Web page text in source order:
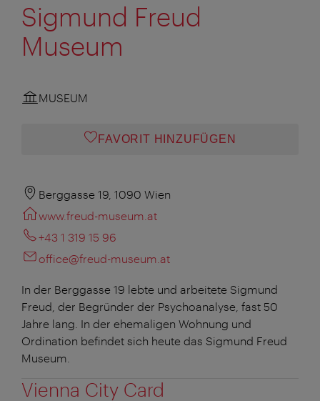
Sigmund Freud
Museum
MUSEUM
FAVORIT HINZUFÜGEN
Berggasse 19, 1090 Wien
www.freud-museum.at
+43 1 319 15 96
office@freud-museum.at
In der Berggasse 19 lebte und arbeitete Sigmund
Freud, der Begründer der Psychoanalyse, fast 50
Jahre lang. In der ehemaligen Wohnung und
Ordination befindet sich heute das Sigmund Freud
Museum.
Vienna City Card